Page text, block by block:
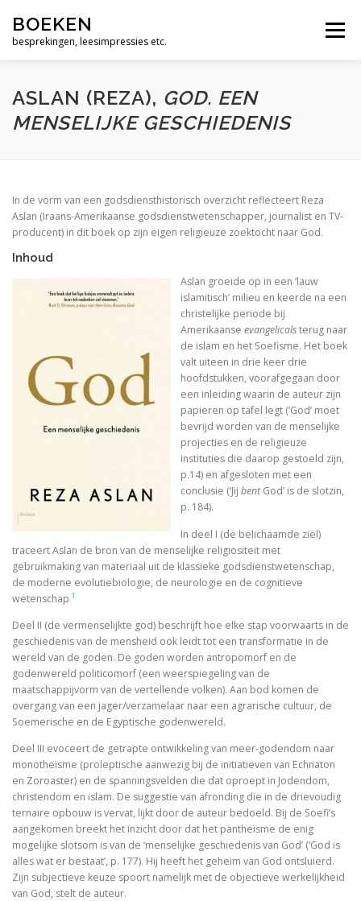
naarBOEKEN
besprekingen, leesimpressies etc.
Menu
Alleen maar woorden
De bijbel, een vrij zinnige lezing
Over de psalmen. Uitweidingen 110-117
Zero Degrees of Empathy
Religious America, Secular Europe? A Theme
In Praise of Doubt
Bruiloft (I, II) Preken over het Hooglied
Philosophy of Religion in the Renaissance
Mag ik? Dank je. Sorry.
Waar blijft de kerk?
God. A Very Short Introduction
Bardot, Fallaci, Houellebecq en Wilders….
Allesomvattende onderwijsleer. Didactica
Meursault: contre-enquête
Tegenwoordigheid van geest als Europese uitdaging
Ecce Philosophus. Leven en werk
Trialoog.
De ontdekking van het Nieuwe Testament
Vergeten rijkdom
ASLAN (REZA), GOD. EEN
MENSELIJKE GESCHIEDENIS
In de vorm van een godsdiensthistorisch overzicht reflecteert Reza
Aslan (Iraans-Amerikaanse godsdienstwetenschapper, journalist en TV-
producent) in dit boek op zijn eigen religieuze zoektocht naar God.
Inhoud
Aslan groeide op in een ‘lauw
islamitisch’ milieu en keerde na een
christelijke periode bij
Amerikaanseevangelicalsterug naar
de islam en het Soefisme. Het boek
valt uiteen in drie keer drie
hoofdstukken, voorafgegaan door
een inleiding waarin de auteur zijn
papieren op tafel legt (‘God’ moet
bevrijd worden van de menselijke
projecties en de religieuze
instituties die daarop gestoeld zijn,
p.14) en afgesloten met een
conclusie (‘JijbentGod’ is de slotzin,
p. 184).
In deel I (de belichaamde ziel)
traceert Aslan de bron van de menselijke religiositeit met
gebruikmaking van materiaal uit de klassieke godsdienstwetenschap,
de moderne evolutiebiologie, de neurologie en de cognitieve
wetenschap 1
Deel II (de vermenselijkte god) beschrijft hoe elke stap voorwaarts in de
geschiedenis van de mensheid ook leidt tot een transformatie in de
wereld van de goden. De goden worden antropomorf en de
godenwereld politicomorf (een weerspiegeling van de
maatschappijvorm van de vertellende volken). Aan bod komen de
overgang van een jager/verzamelaar naar een agrarische cultuur, de
Soemerische en de Egyptische godenwereld.
Deel III evoceert de getrapte ontwikkeling van meer-godendom naar
monotheïsme (proleptische aanwezig bij de initiatieven van Echnaton
en Zoroaster) en de spanningsvelden die dat oproept in Jodendom,
christendom en islam. De suggestie van afronding die in de drievoudig
ternaire opbouw is vervat, lijkt door de auteur bedoeld. Bij de Soefi’s
aangekomen breekt het inzicht door dat het pantheïsme de enig
mogelijke slotsom is van de ‘menselijke geschiedenis van God’ (‘God is
alles wat er bestaat’, p. 177). Hij heeft het geheim van God ontsluierd.
Zijn subjectieve keuze spoort namelijk met de objectieve werkelijkheid
van God, stelt de auteur.